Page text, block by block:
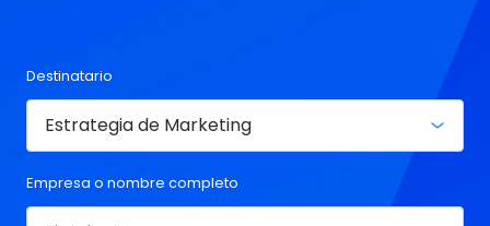
Destinatario
Empresa o nombre completo